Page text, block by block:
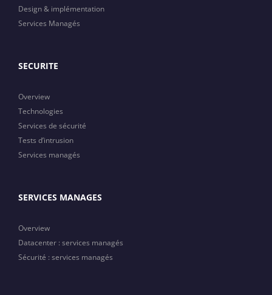
Design & implémentation
Services Managés
SECURITE
Overview
Technologies
Services de sécurité
Tests d’intrusion
Services managés
SERVICES MANAGES
Overview
Datacenter : services managés
Sécurité : services managés